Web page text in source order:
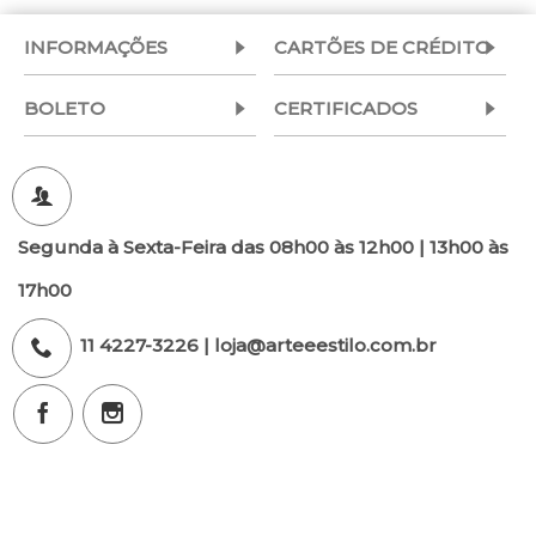
INFORMAÇÕES CARTÕES DE CRÉDITO
BOLETO CERTIFICADOS
Segunda à Sexta-Feira das 08h00 às 12h00 | 13h00 às
17h00
11 4227-3226 | loja@arteeestilo.com.br